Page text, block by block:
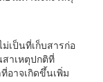
เป็นที่เก็บสารก่อ
าเหตุปกติที่
อาจเกิดขึ้นเพิ่ม